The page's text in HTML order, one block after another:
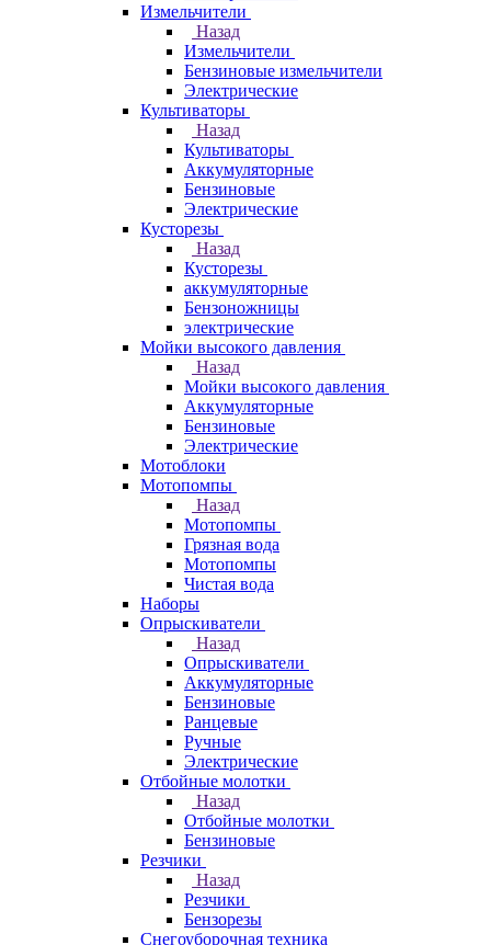
Измельчители
Назад
Измельчители
Бензиновые измельчители
Электрические
Культиваторы
Назад
Культиваторы
Аккумуляторные
Бензиновые
Электрические
Кусторезы
Назад
Кусторезы
аккумуляторные
Бензоножницы
электрические
Мойки высокого давления
Назад
Мойки высокого давления
Аккумуляторные
Бензиновые
Электрические
Мотоблоки
Мотопомпы
Назад
Мотопомпы
Грязная вода
Мотопомпы
Чистая вода
Наборы
Опрыскиватели
Назад
Опрыскиватели
Аккумуляторные
Бензиновые
Ранцевые
Ручные
Электрические
Отбойные молотки
Назад
Отбойные молотки
Бензиновые
Резчики
Назад
Резчики
Бензорезы
Снегоуборочная техника